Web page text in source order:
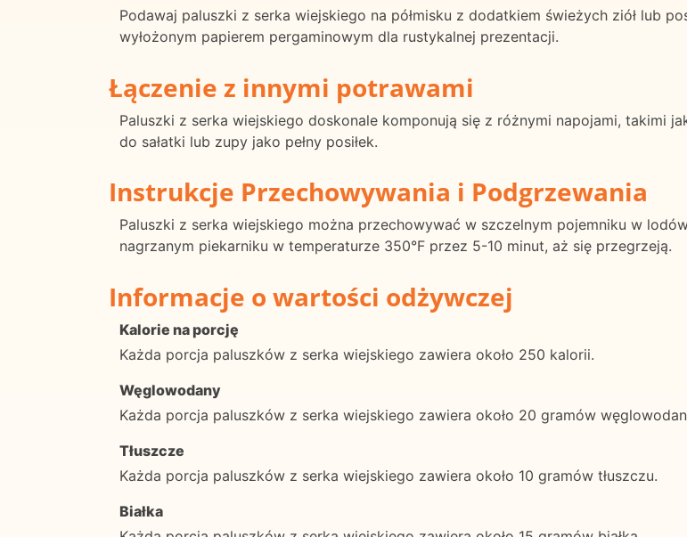
Podawaj paluszki z serka wiejskiego na półmisku z dodatkiem świeżych ziół lub
wyłożonym papierem pergaminowym dla rustykalnej prezentacji.
Łączenie z innymi potrawami
Paluszki z serka wiejskiego doskonale komponują się z różnymi napojami, takimi
do sałatki lub zupy jako pełny posiłek.
Instrukcje Przechowywania i Podgrzewania
Paluszki z serka wiejskiego można przechowywać w szczelnym pojemniku w
nagrzanym piekarniku w temperaturze 350°F przez 5-10 minut, aż się przegrzeją.
Informacje o wartości odżywczej
Kalorie na porcję
Każda porcja paluszków z serka wiejskiego zawiera około 250 kalorii.
Węglowodany
Każda porcja paluszków z serka wiejskiego zawiera około 20 gramów
Tłuszcze
Każda porcja paluszków z serka wiejskiego zawiera około 10 gramów tłuszczu.
Białka